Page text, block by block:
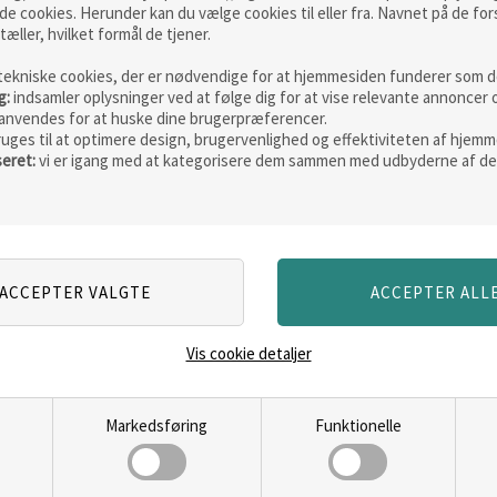
cookies. Herunder kan du vælge cookies til eller fra. Navnet på de
hvilket formål de tjener.
cookies, der er nødvendige for at hjemmesiden funderer som
indsamler oplysninger ved at følge dig for at vise relevante annoncer
for at huske dine brugerpræferencer.
til at optimere design, brugervenlighed og effektiviteten af
vi er igang med at kategorisere dem sammen med udbyderne af
Markedsføring Funktionelle
Vis cookie detaljer
spinner, "tyskeren"
Vejl. pris29,95
Owner